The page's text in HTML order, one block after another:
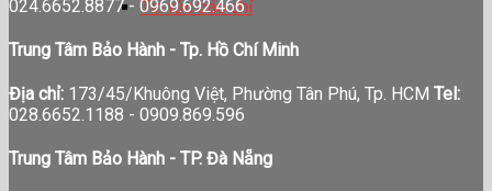
Tin tức báo chí
024.6652.8877 - 0969.692.466
Trung Tâm Bảo Hành - Tp. Hồ Chí Minh
Địa chỉ: 173/45/Khuông Việt, Phường Tân Phú, Tp. HCM Tel:
028.6652.1188 - 0909.869.596
Trung Tâm Bảo Hành - TP. Đà Nẵng